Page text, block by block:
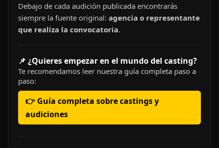
Debajo de cada audición publicada encontrarás
siempre la fuente original: agencia o representante
que realiza la convocatoria.
📌 ¿Quieres empezar en el mundo del casting?
Te recomendamos leer nuestra guía completa paso a
paso:
👉 Guía completa sobre castings y
audiciones